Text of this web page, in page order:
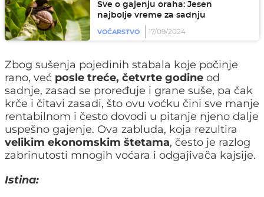
Sve o gajenju oraha: Jesen
najbolje vreme za sadnju
VOĆARSTVO 17/09/2024
Zbog sušenja pojedinih stabala koje počinje
rano, već posle treće, četvrte godine od
sadnje, zasad se proređuje i grane suše, pa čak
krče i čitavi zasadi, što ovu voćku čini sve manje
rentabilnom i često dovodi u pitanje njeno dalje
uspešno gajenje. Ova zabluda, koja rezultira
velikim ekonomskim štetama, često je razlog
zabrinutosti mnogih voćara i odgajivača kajsije.
Istina: